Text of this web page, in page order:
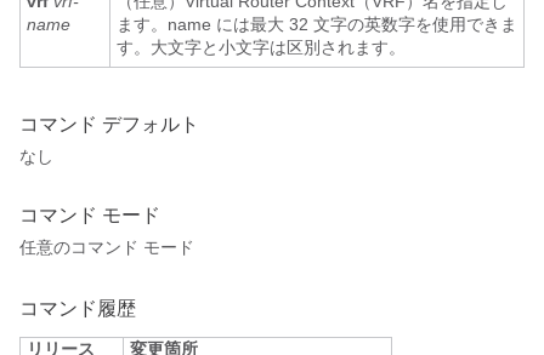
name
ます。name には最大 32 文字の英数字を使用できま
す。大文字と小文字は区別されます。
コマンド デフォルト
なし
コマンド モード
任意のコマンド モード
コマンド履歴
リリース 変更箇所